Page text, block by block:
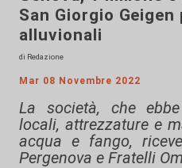
San Giorgio Geigen
alluvionali
di Redazione
Mar 08 Novembre 2022
La società, che
locali, attrezzature e
acqua e fango,
Pergenova e Fratelli